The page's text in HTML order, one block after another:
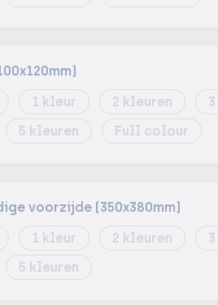
1 2
3
5 Full colour
voorzijde (350x380mm)
1 2
3
5